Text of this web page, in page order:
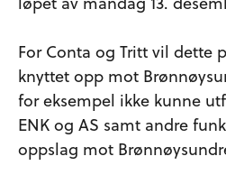
For Conta og Tritt vil dette
knyttet opp mot
for eksempel ikke kunne
ENK og AS samt andre
oppslag mot